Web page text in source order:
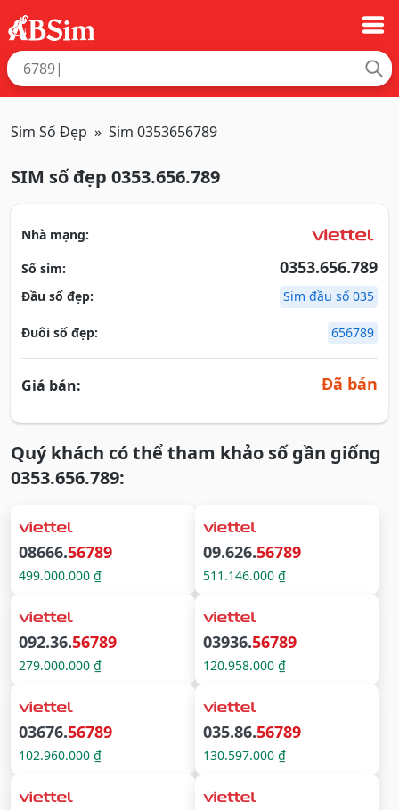
Sim Số Đẹp Sim 0353656789
SIM số đẹp 0353.656.789
Nhà mạng:
Số sim:
0353.656.789
Đầu số đẹp: Sim đầu số 035
Đuôi số đẹp: 656789
Giá bán: Đã bán
Quý khách có thể tham khảo số gần giống
0353.656.789:
08666.56789
499.000.000 ₫
09.626.56789
511.146.000 ₫
092.36.56789
279.000.000 ₫
03936.56789
120.958.000 ₫
03676.56789
102.960.000 ₫
035.86.56789
130.597.000 ₫